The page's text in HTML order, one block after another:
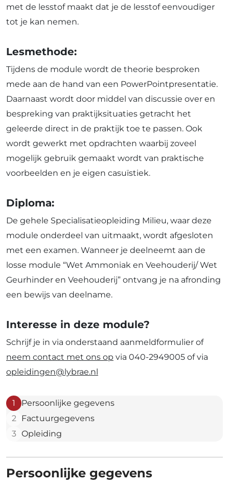
met de lesstof maakt dat je de lesstof eenvoudiger
tot je kan nemen.
Lesmethode:
Tijdens de module wordt de theorie besproken
mede aan de hand van een PowerPointpresentatie.
Daarnaast wordt door middel van discussie over en
bespreking van praktijksituaties getracht het
geleerde direct in de praktijk toe te passen. Ook
wordt gewerkt met opdrachten waarbij zoveel
mogelijk gebruik gemaakt wordt van praktische
voorbeelden en je eigen casuïstiek.
Diploma:
De gehele Specialisatieopleiding Milieu, waar deze
module onderdeel van uitmaakt, wordt afgesloten
met een examen. Wanneer je deelneemt aan de
losse module “Wet Ammoniak en Veehouderij/ Wet
Geurhinder en Veehouderij” ontvang je na afronding
een bewijs van deelname.
Interesse in deze module?
Schrijf je in via onderstaand aanmeldformulier of
neem contact met ons op via 040-2949005 of via
opleidingen@lybrae.nl
1
Persoonlijke gegevens
2
Factuurgegevens
3 Opleiding
Persoonlijke gegevens